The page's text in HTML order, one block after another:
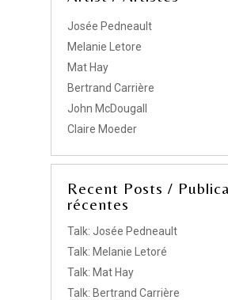
Josée Pedneault
Melanie Letore
Mat Hay
Bertrand Carrière
John McDougall
Claire Moeder
Recent Posts /
récentes
Talk: Josée Pedneault
Talk: Melanie Letoré
Talk: Mat Hay
Talk: Bertrand Carrière